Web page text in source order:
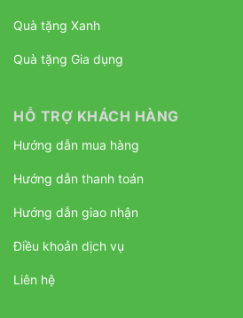
Quà tặng Xanh
Quà tặng Gia dụng
HỖ TRỢ KHÁCH HÀNG
Hướng dẫn mua hàng
Hướng dẫn thanh toán
Hướng dẫn giao nhận
Điều khoản dịch vụ
Liên hệ